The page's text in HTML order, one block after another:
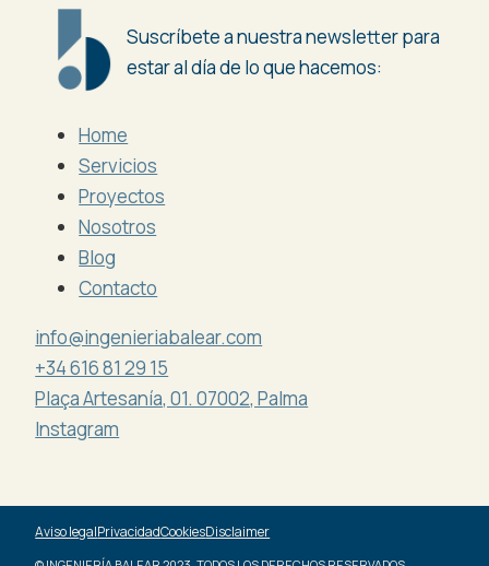
Suscríbete a nuestra newsletter para
estar al día de lo que hacemos:
Home
Servicios
Proyectos
Nosotros
Blog
Contacto
info@ingenieriabalear.com
+34 616 81 29 15
Plaça Artesanía, 01. 07002, Palma
Instagram
Aviso legalPrivacidadCookiesDisclaimer